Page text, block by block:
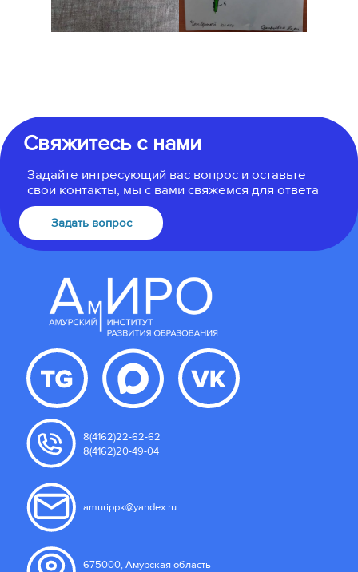
Свяжитесь с нами
Задайте интресующий вас вопрос и оставьте
свои контакты, мы с вами свяжемся для ответа
Задать вопрос
8(4162)22-62-62
8(4162)20-49-04
amurippk@yandex.ru
675000, Амурская область